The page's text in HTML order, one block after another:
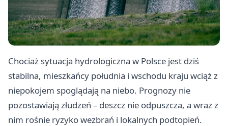
Chociaż sytuacja hydrologiczna w Polsce jest dziś
stabilna, mieszkańcy południa i wschodu kraju wciąż z
niepokojem spoglądają na niebo. Prognozy nie
pozostawiają złudzeń – deszcz nie odpuszcza, a wraz z
nim rośnie ryzyko wezbrań i lokalnych podtopień.